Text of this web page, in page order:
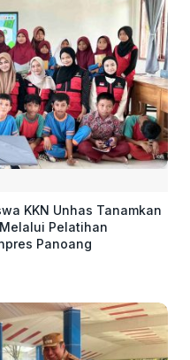
KKN Unhas Tanamkan
Pelatihan
Panoang